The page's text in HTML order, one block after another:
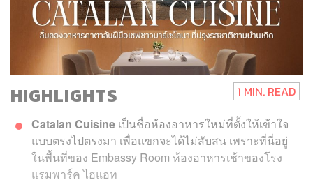
HIGHLIGHTS 1 MIN. READ
Catalan Cuisine เป็นชื่อห้องอาหารใหม่ที่ตั้งให้เข้าใจ
แบบตรงไปตรงมา เพื่อแขกจะได้ไม่สับสน เพราะที่นี่อยู่
ในพื้นที่ของ Embassy Room ห้องอาหารเช้าของโรง
แรมพาร์ค ไฮแอท